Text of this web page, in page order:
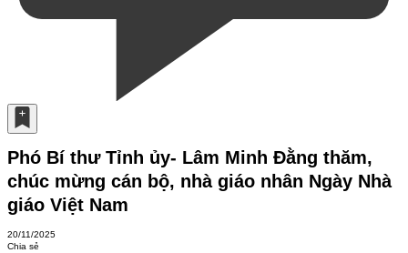
Phó Bí thư Tỉnh ủy- Lâm Minh Đằng thăm,
chúc mừng cán bộ, nhà giáo nhân Ngày Nhà
giáo Việt Nam
20/11/2025
Chia sẻ